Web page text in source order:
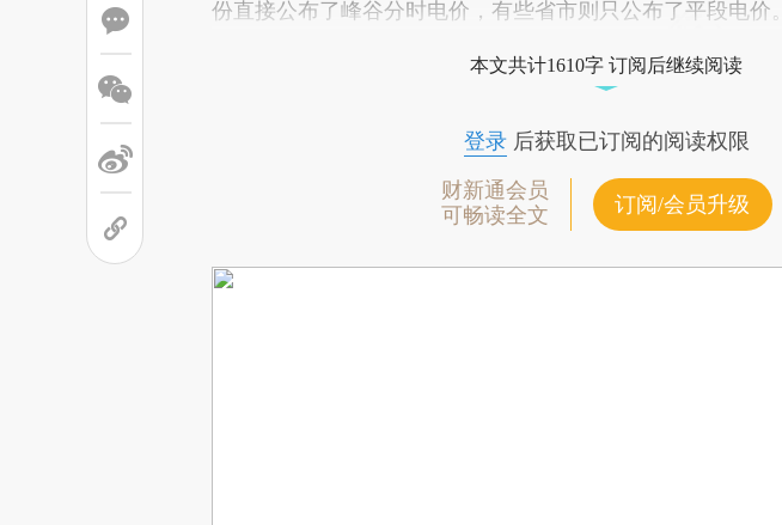
份直接公布了峰谷分时电价，有些省市则只公布了平段电价。
本文共计1610字 订阅后继续阅读
登录后获取已订阅的阅读权限
财新通会员
可畅读全文
订阅/会员升级